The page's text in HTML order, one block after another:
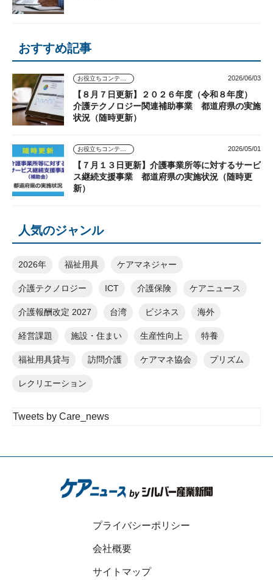
おすすめ記事
2026/06/03
【８月７日更新】２０２６年度（令和８年度）
介護テクノロジー関連補助事業 都道府県の実施
状況（随時更新）
2026/05/01
【７月１３日更新】介護事業所等に対するサービ
ス継続支援事業 都道府県の実施状況（随時更
新）
人気のジャンル
2026年 福祉用具 ケアマネジャー
介護テクノロジー ICT 介護保険 ケアニュース
介護報酬改定 2027 台湾 ビジネス 海外
経営課題 施設・住まい 生産性向上 特養
福祉用具貸与 訪問介護 ケアマネ協会 プリズム
レクリエーション
Tweets by Care_news
プライバシーポリシー
会社概要
サイトマップ